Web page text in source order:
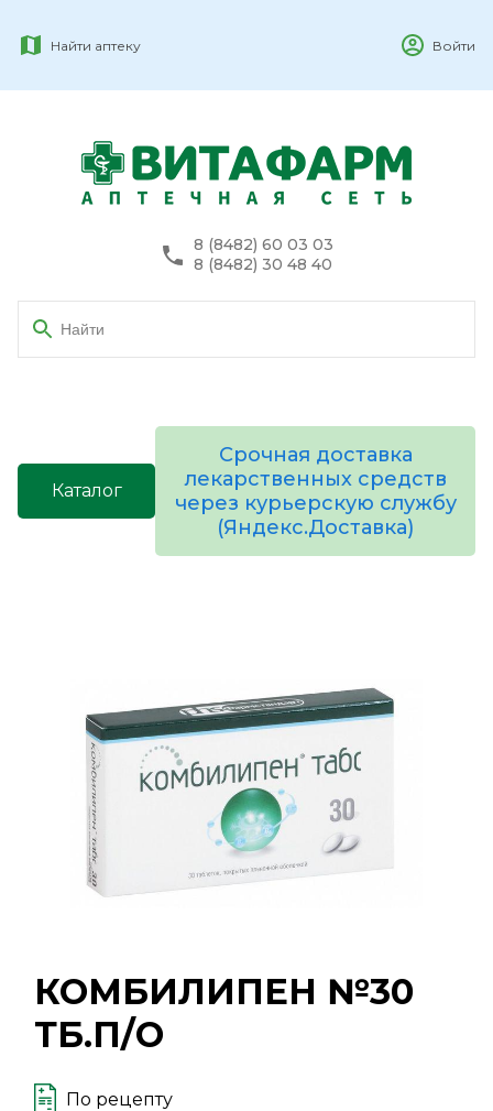
Найти аптеку Войти
8 (8482) 60 03 03
8 (8482) 30 48 40
Каталог
Срочная доставка
лекарственных средств
через курьерскую службу
(Яндекс.Доставка)
КОМБИЛИПЕН №30
ТБ.П/О
По рецепту